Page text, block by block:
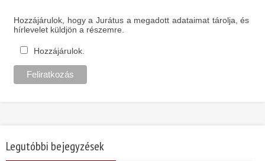
Hozzájárulok, hogy a Jurátus a megadott adataimat tárolja, és
hírlevelet küldjön a részemre.
Hozzájárulok.
Legutóbbi bejegyzések